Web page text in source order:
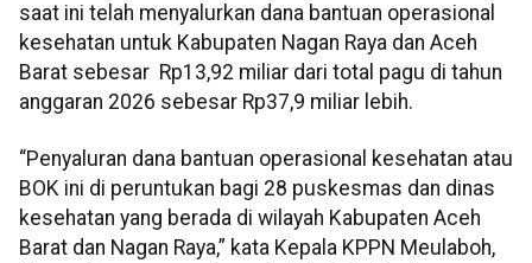
saat ini telah menyalurkan dana bantuan operasional
kesehatan untuk Kabupaten Nagan Raya dan Aceh
Barat sebesar Rp13,92 miliar dari total pagu di tahun
anggaran 2026 sebesar Rp37,9 miliar lebih.
“Penyaluran dana bantuan operasional kesehatan atau
BOK ini di peruntukan bagi 28 puskesmas dan dinas
kesehatan yang berada di wilayah Kabupaten Aceh
Barat dan Nagan Raya,” kata Kepala KPPN Meulaboh,